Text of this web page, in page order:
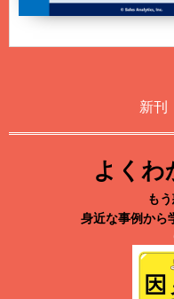
新刊
よくわ
も
身近な事例から